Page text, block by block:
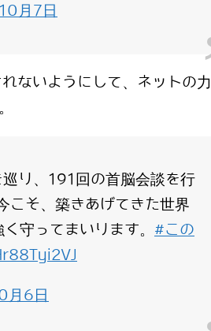
月7日
ないようにして、ネットの力
り、191回の首脳会談を行
こそ、築きあげてきた世界
守ってまいります。 #この
月6日